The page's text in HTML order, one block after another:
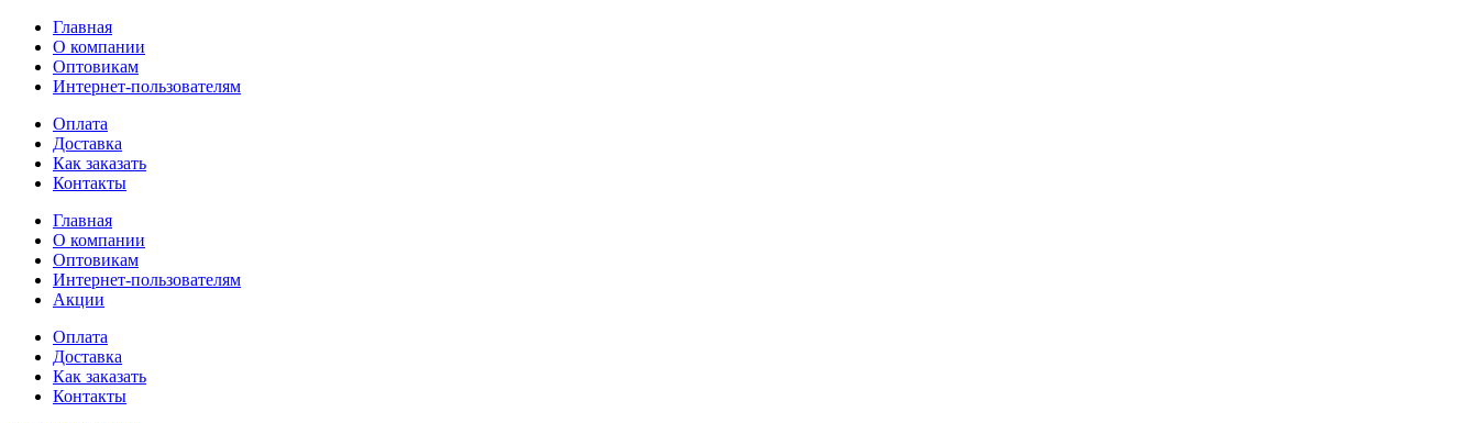
Главная
О компании
Оптовикам
Интернет-пользователям
Оплата
Доставка
Как заказать
Контакты
Главная
О компании
Оптовикам
Интернет-пользователям
Акции
Оплата
Доставка
Как заказать
Контакты